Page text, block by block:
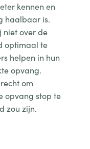
kennen en
haalbaar is.
niet over de
optimaal te
helpen in hun
opvang.
om
opvang stop te
zou zijn.